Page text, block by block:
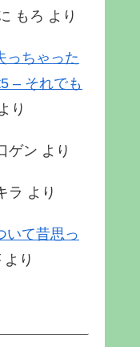
もろ より
っちゃった
– それでも
り
ゲン より
ラ より
いて昔思っ
より